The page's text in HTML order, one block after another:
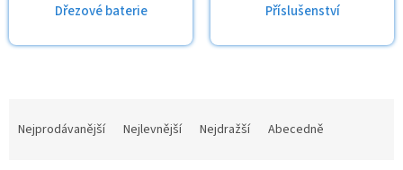
Dřezové baterie Příslušenství
Nejprodávanější Nejlevnější Nejdražší Abecedně